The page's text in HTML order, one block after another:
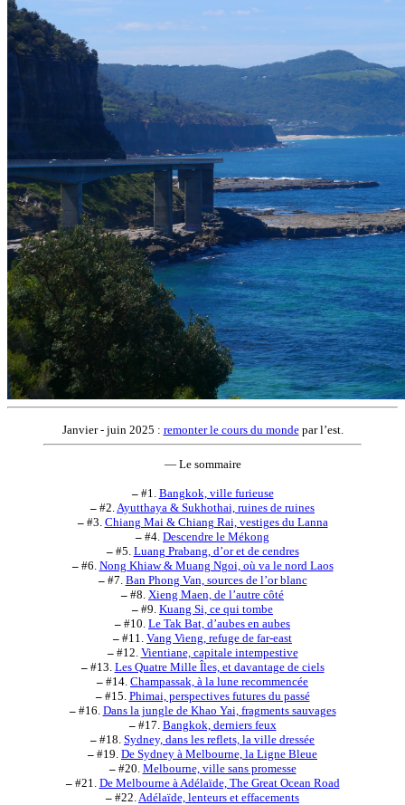
Janvier - juin 2025 : remonter le cours du mondepar l’est.
— Le sommaire
–#1. Bangkok, ville furieuse
– #2. Ayutthaya & Sukhothai, ruines de ruines
–#3. Chiang Mai & Chiang Rai, vestiges du Lanna
– #4. Descendre le Mékong
–#5. Luang Prabang, d’or et de cendres
–#6. Nong Khiaw & Muang Ngoi, où va le nord Laos
–#7. Ban Phong Van, sources de l’or blanc
– #8. Xieng Maen, de l’autre côté
– #9. Kuang Si, ce qui tombe
– #10. Le Tak Bat, d’aubes en aubes
– #11. Vang Vieng, refuge de far-east
–#12. Vientiane, capitale intempestive
–#13. Les Quatre Mille Îles, et davantage de ciels
– #14. Champassak, à la lune recommencée
–#15. Phimai, perspectives futures du passé
–#16. Dans la jungle de Khao Yai, fragments sauvages
–#17. Bangkok, derniers feux
– #18. Sydney, dans les reflets, la ville dressée
– #19. De Sydney à Melbourne, la Ligne Bleue
–#20. Melbourne, ville sans promesse
–#21. De Melbourne à Adélaïde, The Great Ocean Road
– #22. Adélaïde, lenteurs et effacements